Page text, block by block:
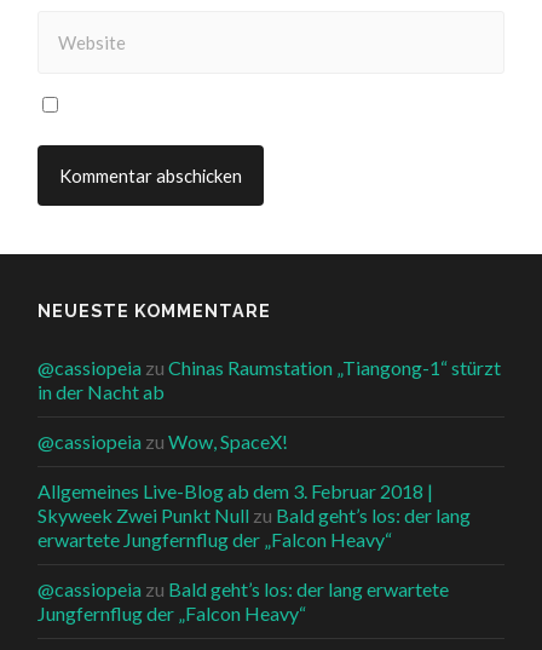
NEUESTE KOMMENTARE
@cassiopeia zuChinas Raumstation „Tiangong-1“ stürzt
in der Nacht ab
@cassiopeia zuWow, SpaceX!
Allgemeines Live-Blog ab dem 3. Februar 2018 |
Skyweek Zwei Punkt Null zu Bald geht’s los: der lang
erwartete Jungfernflug der „Falcon Heavy“
@cassiopeia zu Bald geht’s los: der lang erwartete
Jungfernflug der „Falcon Heavy“